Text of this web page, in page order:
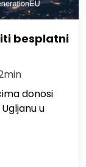
besplatni
donosi
u